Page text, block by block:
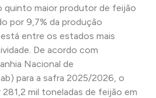
quinto maior produtor de feijão
por 9,7% da produção
entre os estados mais
De acordo com
Nacional de
para a safra 2025/2026, o
mil toneladas de feijão em